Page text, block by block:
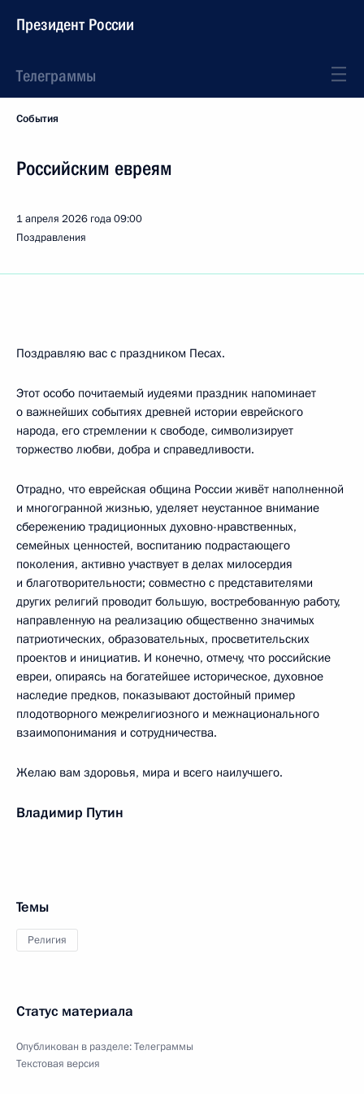
Президент России
Телеграммы
События
Российским евреям
1 апреля 2026 года09:00
Поздравления
Поздравляю вас с праздником Песах.
Этот особо почитаемый иудеями праздник напоминает
о важнейших событиях древней истории еврейского
народа, его стремлении к свободе, символизирует
торжество любви, добра и справедливости.
Отрадно, что еврейская община России живёт наполненной
и многогранной жизнью, уделяет неустанное внимание
сбережению традиционных духовно-нравственных,
семейных ценностей, воспитанию подрастающего
поколения, активно участвует в делах милосердия
и благотворительности; совместно с представителями
других религий проводит большую, востребованную работу,
направленную на реализацию общественно значимых
патриотических, образовательных, просветительских
проектов и инициатив. И конечно, отмечу, что российские
евреи, опираясь на богатейшее историческое, духовное
наследие предков, показывают достойный пример
плодотворного межрелигиозного и межнационального
взаимопонимания и сотрудничества.
Желаю вам здоровья, мира и всего наилучшего.
Владимир Путин
Темы
Религия
Статус материала
Опубликован в разделе:Телеграммы
Текстовая версия